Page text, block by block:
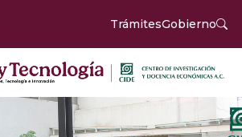
TrámitesGobierno